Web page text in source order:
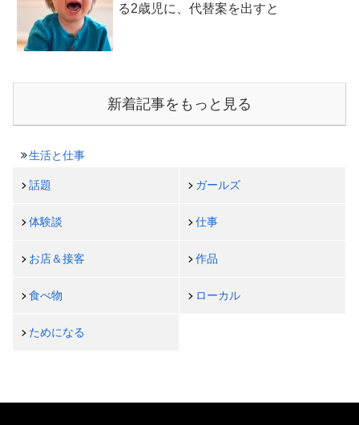
る2歳児に、代替案を出すと
新着記事をもっと見る
生活と仕事
話題 ガールズ
体験談 仕事
お店＆接客 作品
食べ物 ローカル
ためになる